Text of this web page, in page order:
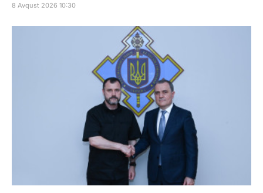
8 Avqust 2026 10:30